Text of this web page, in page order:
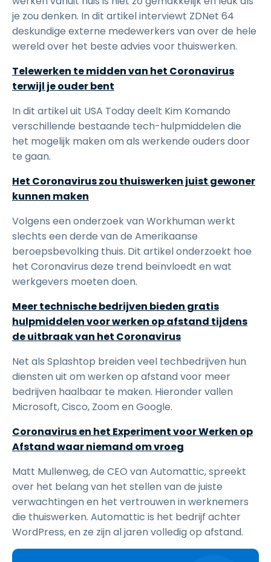
je zou denken. In dit artikel interviewt ZDNet 64
deskundige externe medewerkers van over de hele
wereld over het beste advies voor thuiswerken.
Telewerken te midden van het Coronavirus
terwijl je ouder bent
In dit artikel uit USA Today deelt Kim Komando
verschillende bestaande tech-hulpmiddelen die
het mogelijk maken om als werkende ouders door
te gaan.
Het Coronavirus zou thuiswerken juist gewoner
kunnen maken
Volgens een onderzoek van Workhuman werkt
slechts een derde van de Amerikaanse
beroepsbevolking thuis. Dit artikel onderzoekt hoe
het Coronavirus deze trend beïnvloedt en wat
werkgevers moeten doen.
Meer technische bedrijven bieden gratis
hulpmiddelen voor werken op afstand tijdens
de uitbraak van het Coronavirus
Net als Splashtop breiden veel techbedrijven hun
diensten uit om werken op afstand voor meer
bedrijven haalbaar te maken. Hieronder vallen
Microsoft, Cisco, Zoom en Google.
Coronavirus en het Experiment voor Werken op
Afstand waar niemand om vroeg
Matt Mullenweg, de CEO van Automattic, spreekt
over het belang van het stellen van de juiste
verwachtingen en het vertrouwen in werknemers
die thuiswerken. Automattic is het bedrijf achter
WordPress, en ze zijn al jaren volledig op afstand.